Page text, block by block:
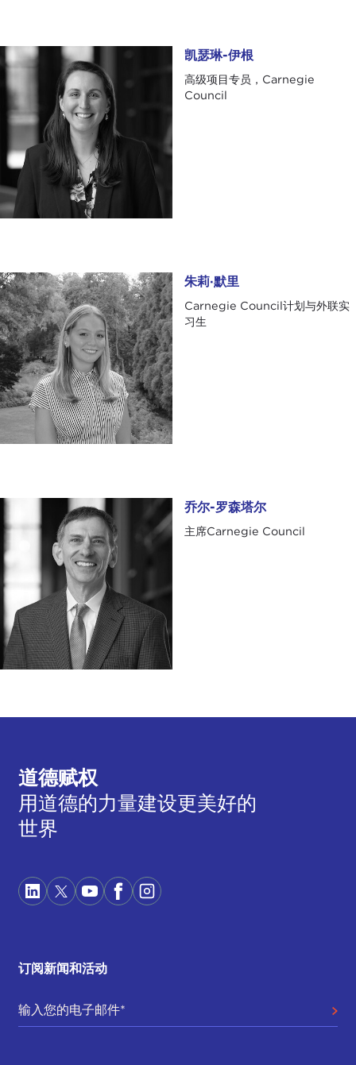
凯瑟琳-伊根 凯瑟琳-伊根
高级项目专员，Carnegie
Council
朱莉·默里 朱莉·默里
Carnegie Council计划与外联实
习生
乔尔-罗森塔尔 乔尔-罗森塔尔
主席Carnegie Council
道德赋权
用道德的力量建设更美好的
世界
订阅新闻和活动